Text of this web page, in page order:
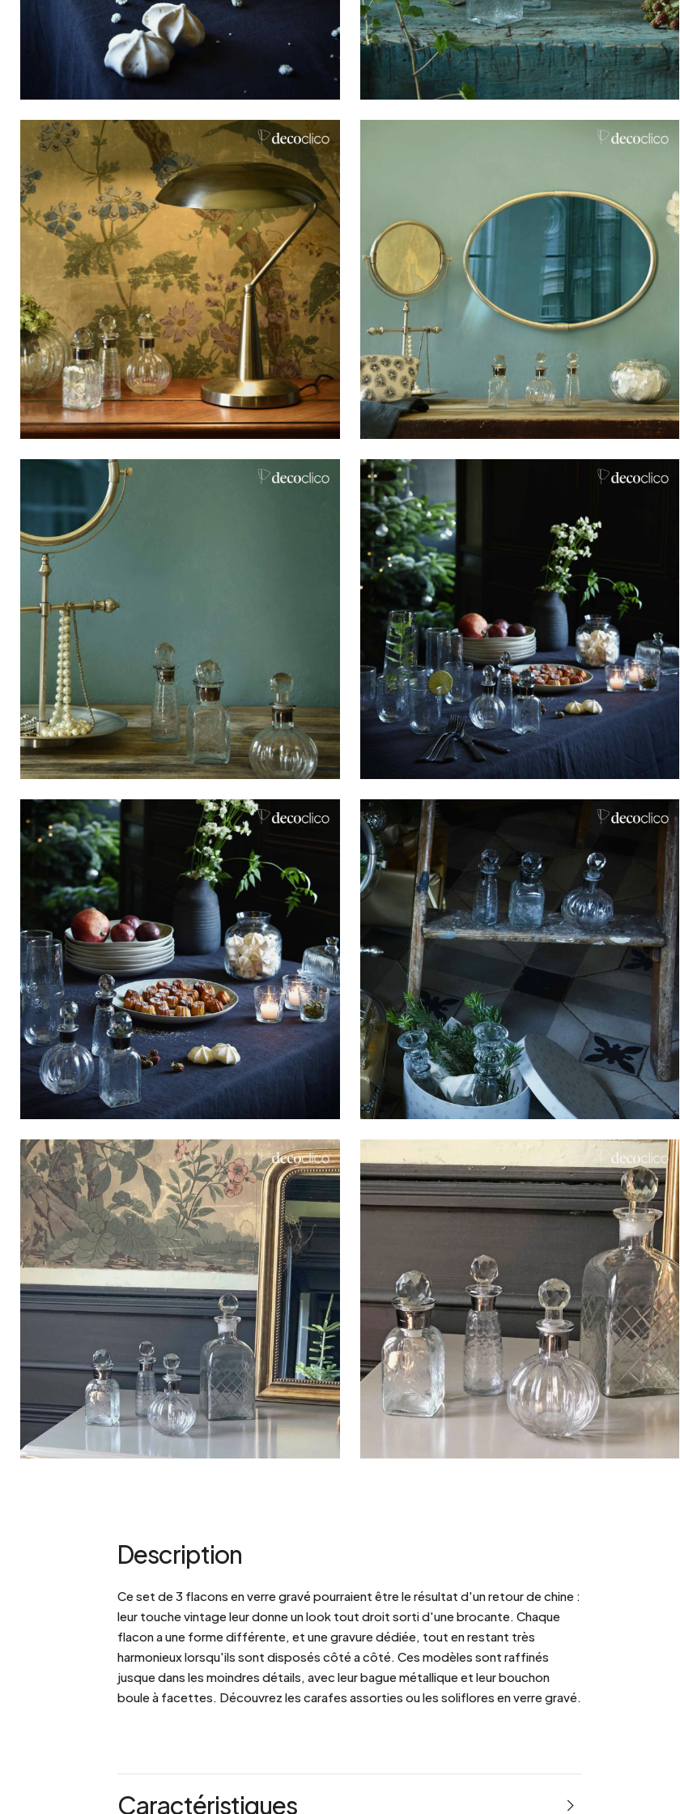
Bistrot
Bord de mer
Contemporain
Esprit Haussmannien
Grand hôtel
Naturel
Velours
Zinc et galva
Argenté
Description
Ce set de 3 flacons en verre gravé pourraient être le résultat d'un retour de chine :
leur touche vintage leur donne un look tout droit sorti d'une brocante. Chaque
flacon a une forme différente, et une gravure dédiée, tout en restant très
harmonieux lorsqu'ils sont disposés côté a côté. Ces modèles sont raffinés
jusque dans les moindres détails, avec leur bague métallique et leur bouchon
boule à facettes. Découvrez les carafes assorties ou les soliflores en verre gravé.
Caractéristiques